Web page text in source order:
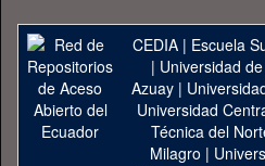
CEDIA| Escuela
| Universidad
Azuay|
Universidad
Técnica del
Milagro |